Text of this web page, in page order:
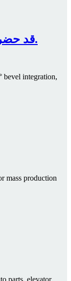
سلسلة THP من XTLaser قد حضرت! صفر بقايا + دقة الميكرون + ضمان 5 سنوات، قطع الأنابيب الذكي تم تطويره مرة أخرى.
bevel integration,
mass production
parts, elevator